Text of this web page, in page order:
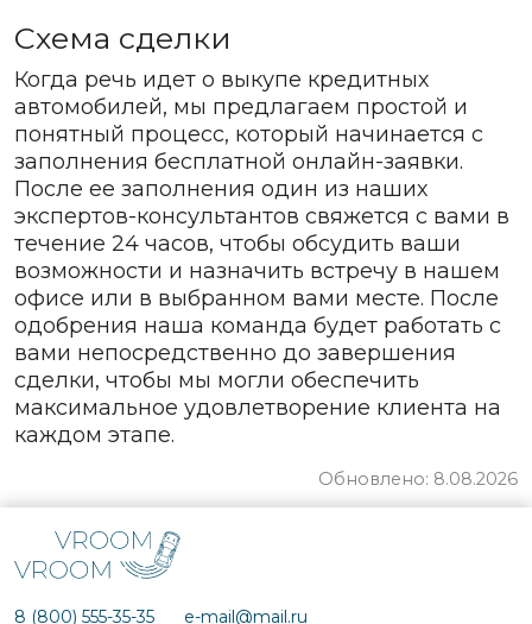
Схема сделки
Когда речь идет о выкупе кредитных
автомобилей, мы предлагаем простой и
понятный процесс, который начинается с
заполнения бесплатной онлайн-заявки.
После ее заполнения один из наших
экспертов-консультантов свяжется с вами в
течение 24 часов, чтобы обсудить ваши
возможности и назначить встречу в нашем
офисе или в выбранном вами месте. После
одобрения наша команда будет работать с
вами непосредственно до завершения
сделки, чтобы мы могли обеспечить
максимальное удовлетворение клиента на
каждом этапе.
Обновлено: 8.08.2026
8 (800) 555-35-35 e-mail@mail.ru